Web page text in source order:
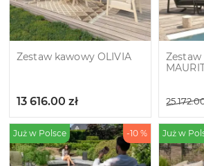
Zestaw kawowy OLIVIA
13 616.00 zł
Zestaw
25
Już w Polsce -10 % Już w